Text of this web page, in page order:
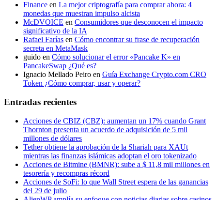
Finance en La mejor criptografía para comprar ahora: 4
monedas que muestran impulso alcista
McDVOICE en Consumidores que desconocen el impacto
significativo de la IA
Rafael Farías en Cómo encontrar su frase de recuperación
secreta en MetaMask
guido en Cómo solucionar el error «Pancake K» en
PancakeSwap ¿Qué es?
Ignacio Mellado Peiro en Guía Exchange Crypto.com CRO
Token ¿Cómo comprar, usar y operar?
Entradas recientes
Acciones de CBIZ (CBZ): aumentan un 17% cuando Grant
Thornton presenta un acuerdo de adquisición de 5 mil
millones de dólares
Tether obtiene la aprobación de la Shariah para XAUt
mientras las finanzas islámicas adoptan el oro tokenizado
Acciones de Bitmine (BMNR): sube a $ 11,8 mil millones en
tesorería y recompras récord
Acciones de SoFi: lo que Wall Street espera de las ganancias
del 29 de julio